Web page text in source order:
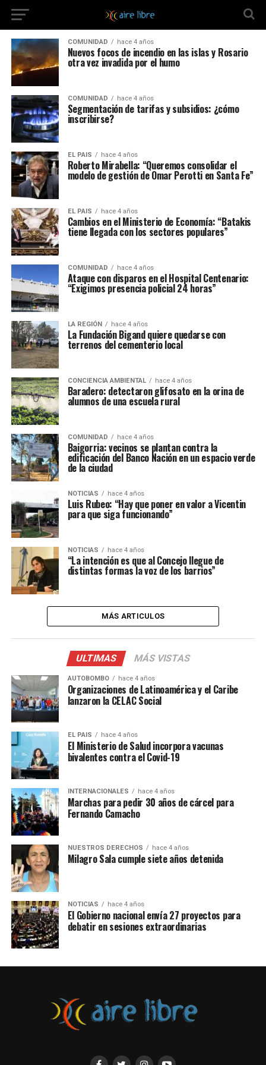
COMUNIDAD hace 4 años
Nuevos focos de incendio en las islas y Rosario
otra vez invadida por el humo
COMUNIDAD hace 4 años
Segmentación de tarifas y subsidios: ¿cómo
inscribirse?
EL PAIS hace 4 años
Roberto Mirabella: “Queremos consolidar el
modelo de gestión de Omar Perotti en Santa Fe”
EL PAIS hace 4 años
Cambios en el Ministerio de Economía: “Batakis
tiene llegada con los sectores populares”
COMUNIDAD hace 4 años
Ataque con disparos en el Hospital Centenario:
“Exigimos presencia policial 24 horas”
LA REGIÓN hace 4 años
La Fundación Bigand quiere quedarse con
terrenos del cementerio local
CONCIENCIA AMBIENTAL hace 4 años
Baradero: detectaron glifosato en la orina de
alumnos de una escuela rural
COMUNIDAD hace 4 años
Baigorria: vecinos se plantan contra la
edificación del Banco Nación en un espacio verde
de la ciudad
NOTICIAS hace 4 años
Luis Rubeo: “Hay que poner en valor a Vicentin
para que siga funcionando”
NOTICIAS hace 4 años
“La intención es que al Concejo llegue de
distintas formas la voz de los barrios”
MÁS ARTICULOS
ULTIMAS MÁS VISTAS
AUTOBOMBO hace 4 años
Organizaciones de Latinoamérica y el Caribe
lanzaron la CELAC Social
EL PAIS hace 4 años
El Ministerio de Salud incorpora vacunas
bivalentes contra el Covid-19
INTERNACIONALES hace 4 años
Marchas para pedir 30 años de cárcel para
Fernando Camacho
NUESTROS DERECHOS hace 4 años
Milagro Sala cumple siete años detenida
NOTICIAS hace 4 años
El Gobierno nacional envía 27 proyectos para
debatir en sesiones extraordinarias